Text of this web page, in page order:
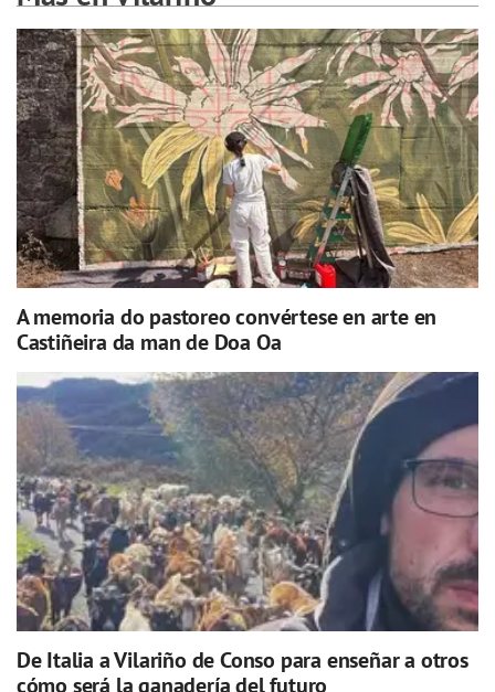
A memoria do pastoreo convértese en arte en
Castiñeira da man de Doa Oa
De Italia a Vilariño de Conso para enseñar a otros
cómo será la ganadería del futuro